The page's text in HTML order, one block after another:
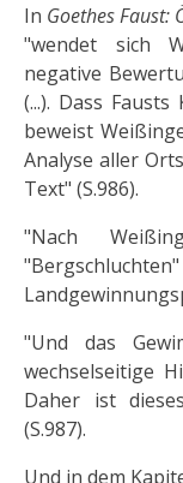
In Goethes Faust:
"wendet sich
negative
(...). Dass
beweist
Analyse aller
Text" (S.986).
"Nach
"Und das
wechselseitige
Daher ist
(S.987).
Und in dem